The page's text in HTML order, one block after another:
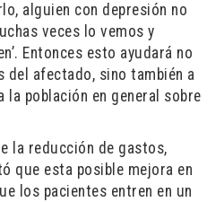
alguien con depresión no
veces lo vemos y
Entonces esto ayudará no
afectado, sino también a
la población en general sobre
la reducción de gastos,
que esta posible mejora en
los pacientes entren en un